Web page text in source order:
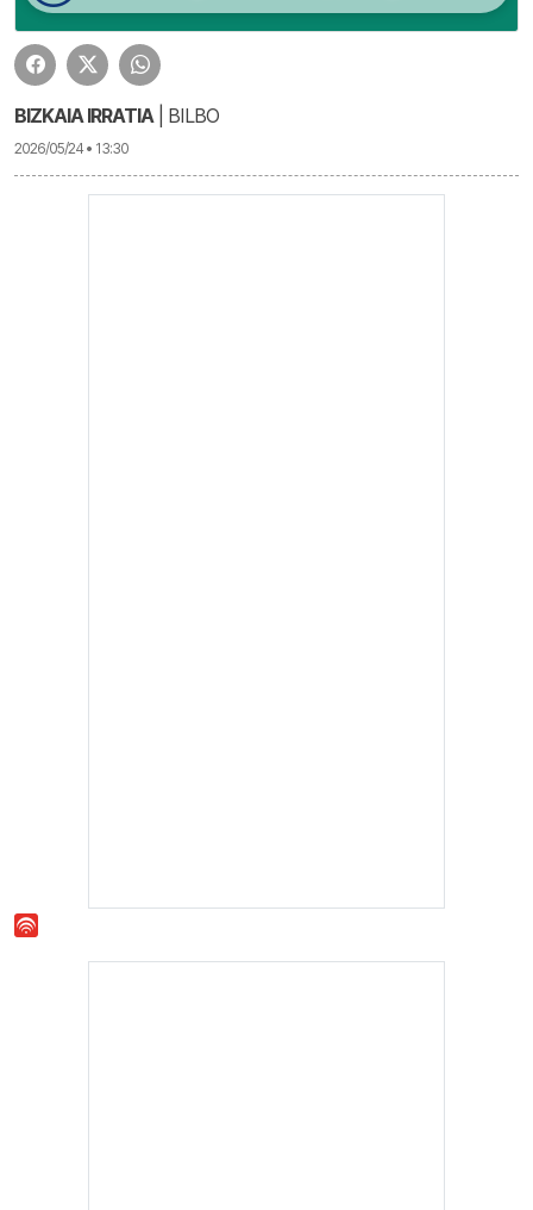
BIZKAIA IRRATIA| BILBO
2026/05/24 • 13:30